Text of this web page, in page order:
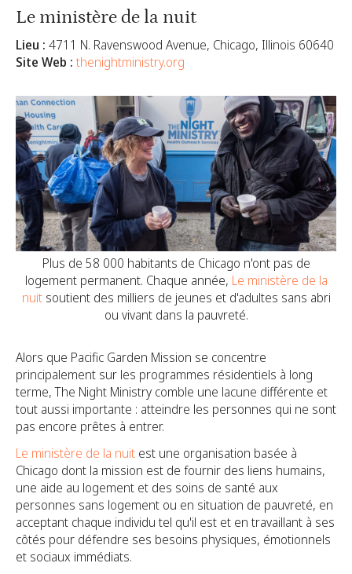
Le ministère de la nuit
Lieu : 4711 N. Ravenswood Avenue, Chicago, Illinois 60640
Site Web : thenightministry.org
Plus de 58 000 habitants de Chicago n'ont pas de
logement permanent. Chaque année, Le ministère de la
nuitsoutient des milliers de jeunes et d'adultes sans abri
ou vivant dans la pauvreté.
Alors que Pacific Garden Mission se concentre
principalement sur les programmes résidentiels à long
terme, The Night Ministry comble une lacune différente et
tout aussi importante : atteindre les personnes qui ne sont
pas encore prêtes à entrer.
Le ministère de la nuit est une organisation basée à
Chicago dont la mission est de fournir des liens humains,
une aide au logement et des soins de santé aux
personnes sans logement ou en situation de pauvreté, en
acceptant chaque individu tel qu'il est et en travaillant à ses
côtés pour défendre ses besoins physiques, émotionnels
et sociaux immédiats.